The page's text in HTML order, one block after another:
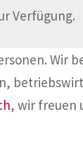
Verfügung.
Wir
, wir freuen